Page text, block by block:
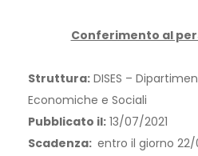
Conferimento al
Struttura: DISES –
Economiche e Sociali
Pubblicato il: 13/07/2021
Scadenza: entro il giorno 22/